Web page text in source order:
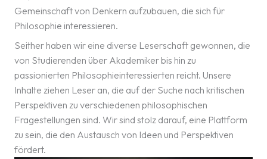
Gemeinschaft von Denkern aufzubauen, die sich für
Philosophie interessieren.
Seither haben wir eine diverse Leserschaft gewonnen, die
von Studierenden über Akademiker bis hin zu
passionierten Philosophieinteressierten reicht. Unsere
Inhalte ziehen Leser an, die auf der Suche nach kritischen
Perspektiven zu verschiedenen philosophischen
Fragestellungen sind. Wir sind stolz darauf, eine Plattform
zu sein, die den Austausch von Ideen und Perspektiven
fördert.